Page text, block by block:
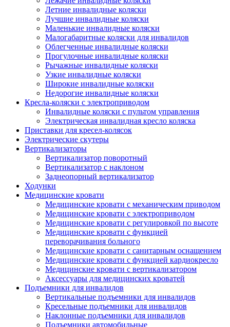
Летние инвалидные коляски
Лучшие инвалидные коляски
Маленькие инвалидные коляски
Малогабаритные коляски для инвалидов
Облегченные инвалидные коляски
Прогулочные инвалидные коляски
Рычажные инвалидные коляски
Узкие инвалидные коляски
Широкие инвалидные коляски
Недорогие инвалидные коляски
Кресла-коляски с электроприводом
Инвалидные коляски с пультом управления
Электрическая инвалидная кресло коляска
Приставки для кресел-колясок
Электрические скутеры
Вертикализаторы
Вертикализатор поворотный
Вертикализатор с наклоном
Заднеопорный вертикализатор
Ходунки
Медицинские кровати
Медицинские кровати с механическим приводом
Медицинские кровати с электроприводом
Медицинские кровати с регулировкой по высоте
Медицинские кровати с функцией
переворачивания больного
Медицинские кровати с санитарным оснащением
Медицинские кровати с функцией кардиокресло
Медицинские кровати с вертикализатором
Аксессуары для медицинских кроватей
Подъемники для инвалидов
Вертикальные подъемники для инвалидов
Кресельные подъемники для инвалидов
Наклонные подъемники для инвалидов
Подъемники автомобильные